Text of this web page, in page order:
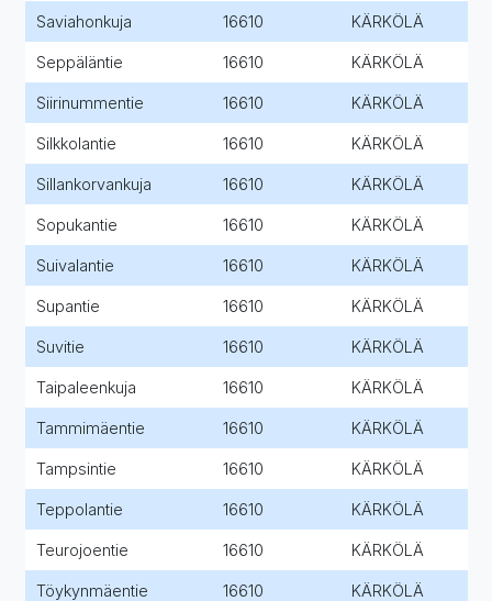
Saviahonkuja 16610 KÄRKÖLÄ
Seppäläntie 16610 KÄRKÖLÄ
Siirinummentie 16610 KÄRKÖLÄ
Silkkolantie 16610 KÄRKÖLÄ
Sillankorvankuja 16610 KÄRKÖLÄ
Sopukantie 16610 KÄRKÖLÄ
Suivalantie 16610 KÄRKÖLÄ
Supantie 16610 KÄRKÖLÄ
Suvitie 16610 KÄRKÖLÄ
Taipaleenkuja 16610 KÄRKÖLÄ
Tammimäentie 16610 KÄRKÖLÄ
Tampsintie 16610 KÄRKÖLÄ
Teppolantie 16610 KÄRKÖLÄ
Teurojoentie 16610 KÄRKÖLÄ
Töykynmäentie 16610 KÄRKÖLÄ